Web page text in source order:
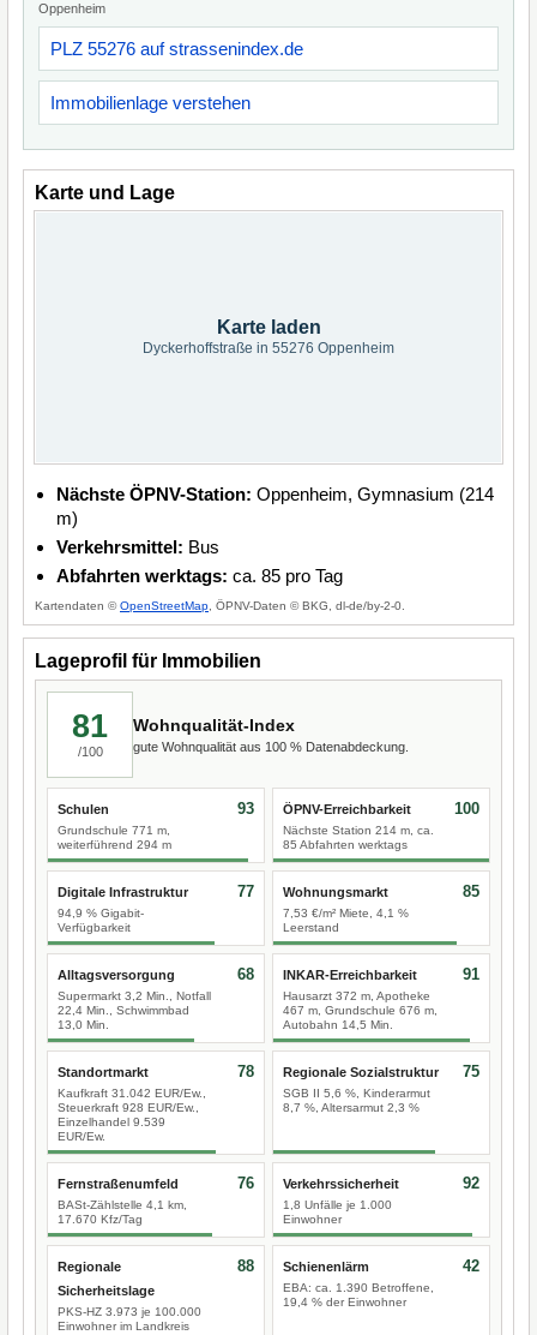
Oppenheim
PLZ 55276 auf strassenindex.de
Immobilienlage verstehen
Karte und Lage
Karte laden
Dyckerhoffstraße in 55276 Oppenheim
Nächste ÖPNV-Station: Oppenheim, Gymnasium (214
m)
Verkehrsmittel: Bus
Abfahrten werktags: ca. 85 pro Tag
Kartendaten ©OpenStreetMap , ÖPNV-Daten © BKG, dl-de/by-2-0.
Lageprofil für Immobilien
81
/100
Wohnqualität-Index
gute Wohnqualität aus 100 % Datenabdeckung.
Schulen
Grundschule 771 m,
weiterführend 294 m
93 ÖPNV-Erreichbarkeit
Nächste Station 214 m, ca.
85 Abfahrten werktags
100
Digitale Infrastruktur
94,9 % Gigabit-
Verfügbarkeit
77 Wohnungsmarkt
7,53 €/m² Miete, 4,1 %
Leerstand
85
Alltagsversorgung
Supermarkt 3,2 Min., Notfall
22,4 Min., Schwimmbad
13,0 Min.
68 INKAR-Erreichbarkeit
Hausarzt 372 m, Apotheke
467 m, Grundschule 676 m,
Autobahn 14,5 Min.
91
Standortmarkt
Kaufkraft 31.042 EUR/Ew.,
Steuerkraft 928 EUR/Ew.,
Einzelhandel 9.539
EUR/Ew.
78 Regionale Sozialstruktur
SGB II 5,6 %, Kinderarmut
8,7 %, Altersarmut 2,3 %
75
Fernstraßenumfeld
BASt-Zählstelle 4,1 km,
17.670 Kfz/Tag
76 Verkehrssicherheit
1,8 Unfälle je 1.000
Einwohner
92
Regionale
Sicherheitslage
PKS-HZ 3.973 je 100.000
Einwohner im Landkreis
88 Schienenlärm
EBA: ca. 1.390 Betroffene,
19,4 % der Einwohner
42